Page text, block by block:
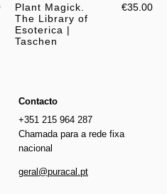
Plant Magick.
The Library of
Esoterica |
Taschen
€35.00
Contacto
+351 215 964 287
Chamada para a rede fixa
nacional
geral@puracal.pt